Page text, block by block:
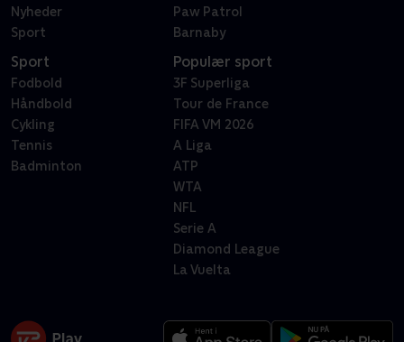
Nyheder
Sport
Paw Patrol
Barnaby
Sport
Fodbold
Håndbold
Cykling
Tennis
Badminton
Populær sport
3F Superliga
Tour de France
FIFA VM 2026
A Liga
ATP
WTA
NFL
Serie A
Diamond League
La Vuelta